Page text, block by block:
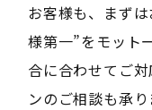
お客様も、まず
様第一”をモット
合に合わせてご
ンのご相談も承り